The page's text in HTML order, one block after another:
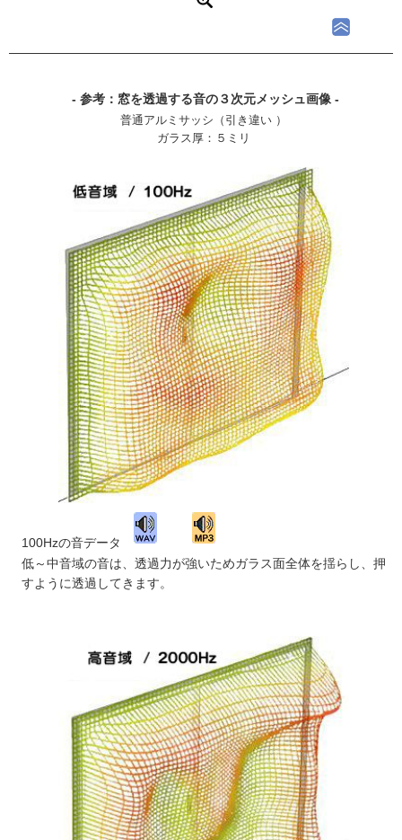
- 参考：窓を透過する音の３次元メッシュ画像 -
普通アルミサッシ（引き違い ）
ガラス厚：５ミリ
100Hzの音データ
低～中音域の音は、透過力が強いためガラス面全体を揺らし、押
すように透過してきます。